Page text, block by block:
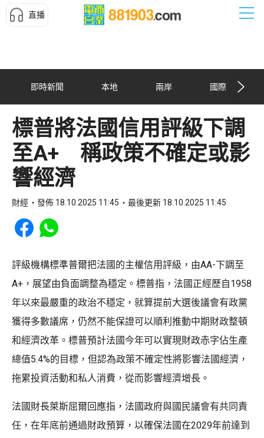
直播
即時新聞 本地 兩岸 國際
標普將法國信用評級下調
至A+ 稱政策不確定或影
響經濟
財經 發佈 18.10.2025 11:45 最後更新 18.10.2025 11:45
Share to Facebook
Share to WhatsApp
評級機構標準普爾把法國的主權信用評級，由AA-下調至
A+，展望由負面調整為穩定。標普指，法國正經歷自1958
年以來最嚴重的政治不穩定，就算提前大選後議會有政黨
獲得多數議席，仍然不能保證可以順利推動中期財政整頓
和經濟改革。標普預計法國今年可以實現財政赤字佔生產
總值5.4%的目標，但認為政策不確定性將影響法國經濟，
拖累投資活動和私人消費，從而影響經濟增長。
法國財長萊斯屈爾回應指，法國政府與國民議會有共同責
任，在年底前通過財政預算，以確保法國在2029年前達到